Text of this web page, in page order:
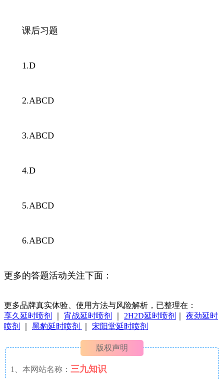
课后习题
1.D
2.ABCD
3.ABCD
4.D
5.ABCD
6.ABCD
更多的答题活动关注下面：
更多品牌真实体验、使用方法与风险解析，已整理在：
享久延时喷剂
宵战延时喷剂 2H2D延时喷剂
夜劲延时
喷剂
黑豹延时喷剂 宋阳堂延时喷剂
版权声明
1、本网站名称： 三九知识